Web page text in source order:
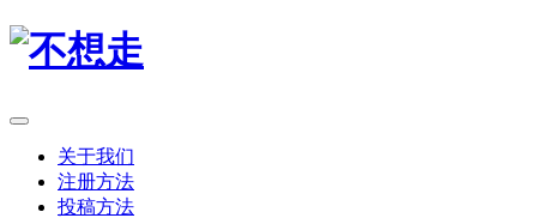
关于我们
注册方法
投稿方法